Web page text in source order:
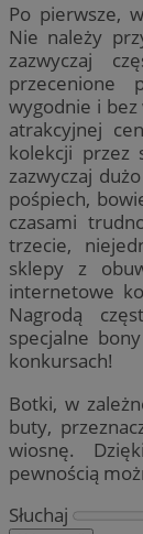
Po pierwsze,
Nie należy
zazwyczaj
przecenione
wygodnie i
atrakcyjnej
kolekcji przez
zazwyczaj
pośpiech,
czasami
trzecie,
sklepy z
internetowe
Nagrodą
specjalne
konkursach!
Botki, w
buty,
wiosnę.
pewnością
Słuchaj